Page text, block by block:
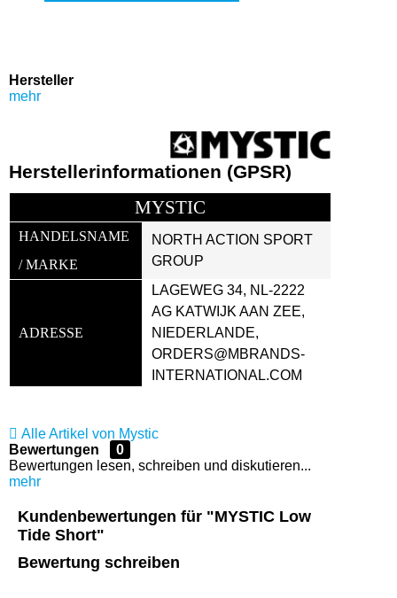
Hersteller
mehr
Herstellerinformationen (GPSR)
MYSTIC
HANDELSNAME
/ MARKE
NORTH ACTION SPORT
GROUP
ADRESSE
LAGEWEG 34, NL-2222
AG KATWIJK AAN ZEE,
NIEDERLANDE,
ORDERS@MBRANDS-
INTERNATIONAL.COM
Alle Artikel von Mystic
Bewertungen
0
Bewertungen lesen, schreiben und diskutieren...
mehr
Kundenbewertungen für "MYSTIC Low
Tide Short"
Bewertung schreiben